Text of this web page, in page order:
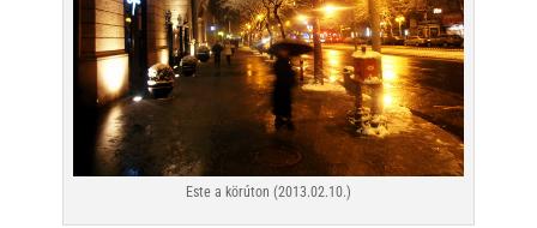
Este a körúton (2013.02.10.)